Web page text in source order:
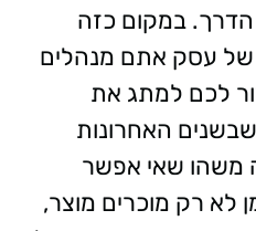
הדרך. במקום כזה
של עסק אתם מנהלים
לכם למתג את
האחרונות
משהו שאי אפשר
לא רק מוכרים מוצר,